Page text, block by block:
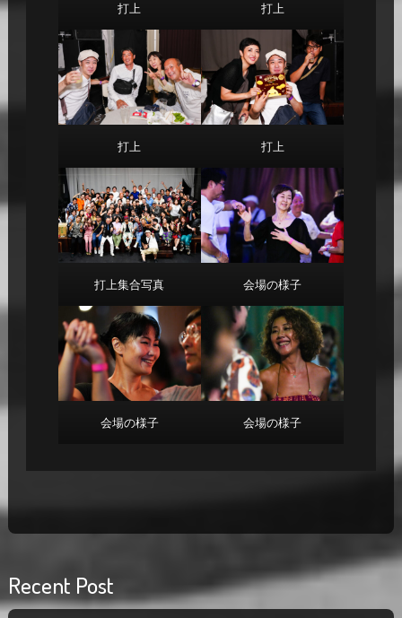
打上 打上
打上 打上
打上集合写真 会場の様子
会場の様子 会場の様子
Recent Post